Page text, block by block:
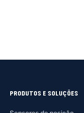
PRODUTOS E SOLUÇÕES